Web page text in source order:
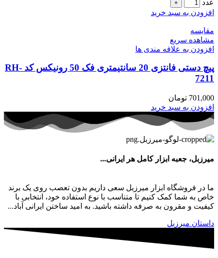
عدد
افزودن به سبد خرید
مقایسه
مشاهده سریع
افزودن به علاقه مندی ها
پیچ دستی فانتزی 20 سانتیمتری فک 50 رونیکس کد RH-
7211
701,000 تومان
افزودن به سبد خرید
میرزبل، جعبه ابزار کامل هر ایرانی...
ما در فروشگاه ابزار میرزبل سعی داریم بدون تعصب روی یک برند
خاص به شما کمک کنیم تا متناسب با نوع استفاده خود، انتخابی با
کیفیت و مقرون به صرفه داشته باشید. به امید ساختن ایرانی آباد...
داستان میرزبل